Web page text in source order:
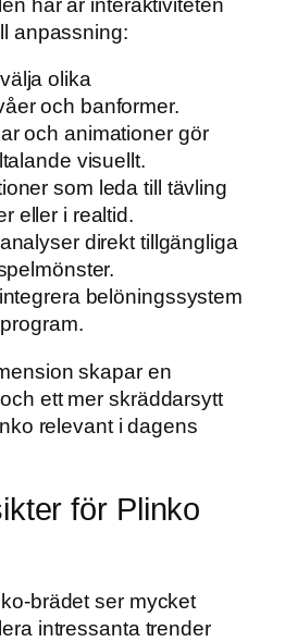
här är interaktiviteten
anpassning:
olika
och banformer.
och animationer gör
visuellt.
som leda till tävling
eller i realtid.
direkt tillgängliga
belöningssystem
skapar en
ett mer skräddarsytt
relevant i dagens
för Plinko
brädet ser mycket
intressanta trender